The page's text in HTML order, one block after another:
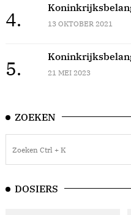
4. 13 OKTOBER 2021
5. 21 MEI 2023
ZOEKEN
DOSIERS